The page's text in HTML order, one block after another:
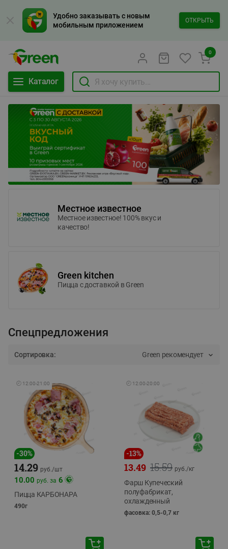
Удобно заказывать с новым
мобильным приложением
ОТКРЫТЬ
Каталог
0
Местное известное
Местное известное! 100% вкус и
качество!
Green kitchen
Пицца c доставкой в Green
Спецпредложения
Сортировка: Green рекомендует
🕘 12:00-21:00
-30%
14.29 руб./шт
10.00 руб. за 6
Пицца КАРБОНАРА
490г
🕘 12:00-20:00
-13%
15.59
13.49 руб./кг
Фарш Купеческий
полуфабрикат,
охлажденный
фасовка: 0,5-0,7 кг